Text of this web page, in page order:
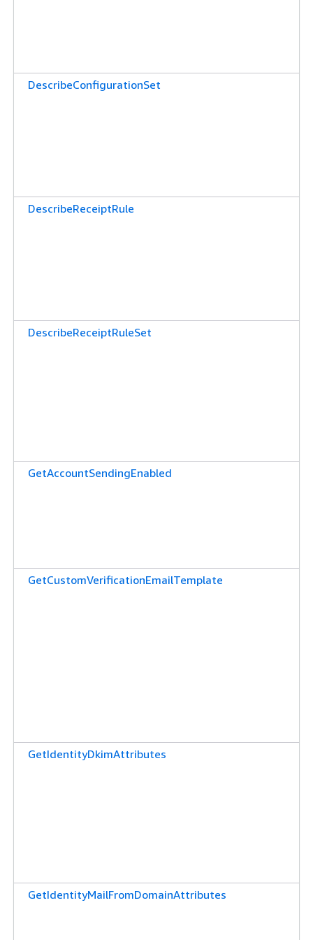
DescribeConfigurationSet
DescribeReceiptRule
DescribeReceiptRuleSet
GetAccountSendingEnabled
GetCustomVerificationEmailTemplate
GetIdentityDkimAttributes
GetIdentityMailFromDomainAttributes